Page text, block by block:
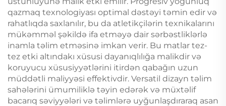
qazmaq texnologiyası optimal dəstəyi təmin edir və
rahatlıqda saxlanılır, bu da atletikçilərin texnikalarını
mükəmməl şəkildə ifa etməyə dair sərbəstliklərlə
inamla təlim etməsinə imkan verir. Bu matlar tez-
tez etki altındakı xüsusi dayanıqlılığa malikdir və
koruyucu xüsusiyyətlərini itirdən qabağın uzun
müddətli maliyyəsi effektivdir. Versatil dizayn təlim
sahələrini ümumiliklə təyin edərək və müxtəlif
bacarıq səviyyələri və təlimlərə uyğunlaşdıraraq asan